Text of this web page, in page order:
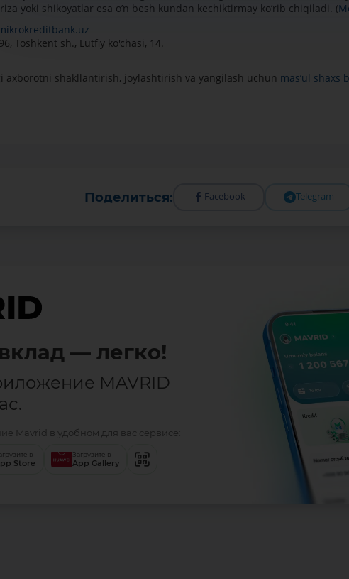
yoki shikoyatlar esa o’n besh kundan kechiktirmay ko’rib chiqiladi. (
Toshkent sh., Lutfiy ko'chasi, 14.
axborotni shakllantirish, joylashtirish va yangilash uchun mas’ul shaxs
Поделиться: Facebook Telegram
— легко!
MAVRID
Mavrid в удобном для вас сервисе:
в
Store
Загрузите в
App Gallery